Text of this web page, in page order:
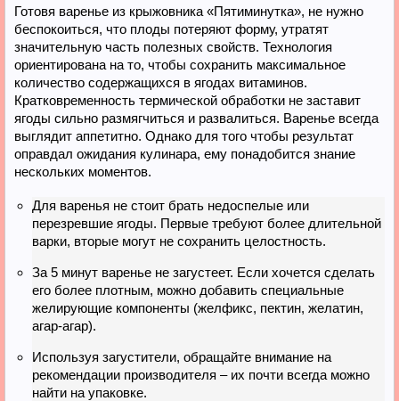
Готовя варенье из крыжовника «Пятиминутка», не нужно
беспокоиться, что плоды потеряют форму, утратят
значительную часть полезных свойств. Технология
ориентирована на то, чтобы сохранить максимальное
количество содержащихся в ягодах витаминов.
Кратковременность термической обработки не заставит
ягоды сильно размягчиться и развалиться. Варенье всегда
выглядит аппетитно. Однако для того чтобы результат
оправдал ожидания кулинара, ему понадобится знание
нескольких моментов.
Для варенья не стоит брать недоспелые или
перезревшие ягоды. Первые требуют более длительной
варки, вторые могут не сохранить целостность.
За 5 минут варенье не загустеет. Если хочется сделать
его более плотным, можно добавить специальные
желирующие компоненты (желфикс, пектин, желатин,
агар-агар).
Используя загустители, обращайте внимание на
рекомендации производителя – их почти всегда можно
найти на упаковке.